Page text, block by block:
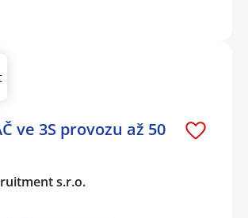
ve 3S provozu až 50
s.r.o.